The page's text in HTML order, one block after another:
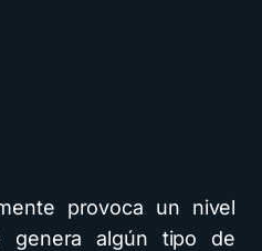
provoca un nivel
genera algún tipo de